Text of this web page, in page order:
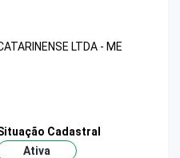
LTDA - ME
Cadastral
Ativa